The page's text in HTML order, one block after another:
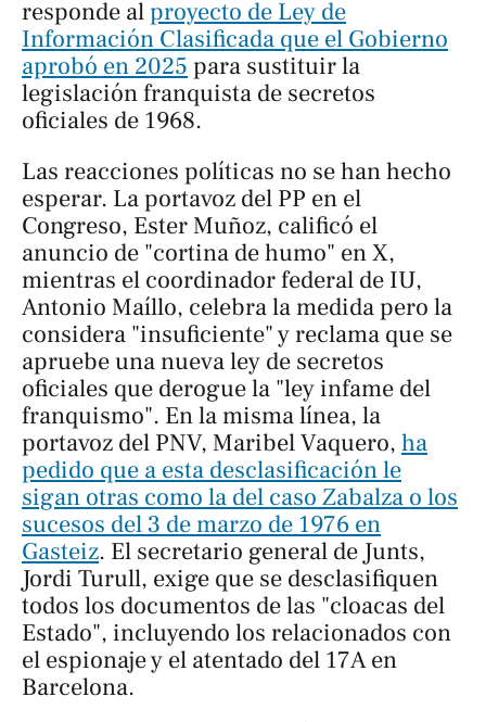
responde al proyecto de Ley de
Información Clasificada que el Gobierno
aprobó en 2025 para sustituir la
legislación franquista de secretos
oficiales de 1968.
Las reacciones políticas no se han hecho
esperar. La portavoz del PP en el
Congreso, Ester Muñoz, calificó el
anuncio de "cortina de humo" en X,
mientras el coordinador federal de IU,
Antonio Maíllo, celebra la medida pero la
considera "insuficiente" y reclama que se
apruebe una nueva ley de secretos
oficiales que derogue la "ley infame del
franquismo". En la misma línea, la
portavoz del PNV, Maribel Vaquero, ha
pedido que a esta desclasificación le
sigan otras como la del caso Zabalza o los
sucesos del 3 de marzo de 1976 en
Gasteiz. El secretario general de Junts,
Jordi Turull, exige que se desclasifiquen
todos los documentos de las "cloacas del
Estado", incluyendo los relacionados con
el espionaje y el atentado del 17A en
Barcelona.